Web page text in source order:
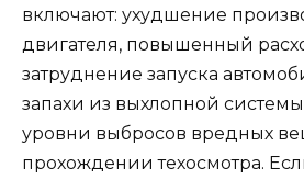
включают: ухудшение
двигателя, повышенный
затруднение запуска
запахи из выхлопной
уровни выбросов вредных
прохождении техосмотра.